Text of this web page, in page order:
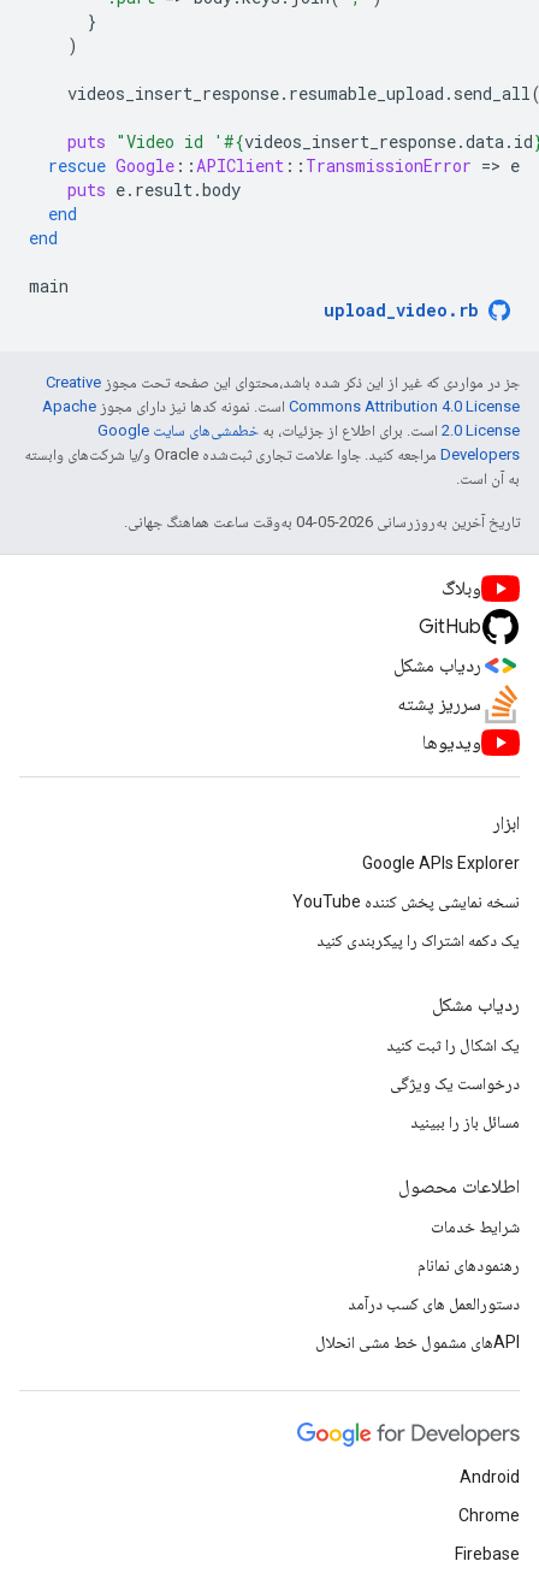
}
)
videos_insert_response. resumable_upload . send_all
puts "Video id ' #{videos_insert_response.data. id
rescue Google ::APIClient :: TransmissionError => e
puts e. result.body
end
end
main
upload_video . rb
جز در مواردی که غیر از این ذکر شده باشد،‌محتوای این صفحه تحت مجوز Creative
Commons Attribution 4.0 License است. نمونه کدها نیز دارای مجوز Apache
2.0 License است. برای اطلاع از جزئیات، به
خطمشی‌های سایت Google
Developers‏
مراجعه کنید. جاوا علامت تجاری ثبت‌شده Oracle و/یا شرکت‌های وابسته
به آن است.
تاریخ آخرین به‌روزرسانی 2026-05-04 به‌وقت ساعت هماهنگ جهانی.
وبلاگ
GitHub
ردیاب مشکل
سرریز پشته
ویدیوها
ابزار
Google APIs Explorer
نسخه نمایشی پخش کننده YouTube
یک دکمه اشتراک را پیکربندی کنید
ردیاب مشکل
یک اشکال را ثبت کنید
درخواست یک ویژگی
مسائل باز را ببینید
اطلاعات محصول
شرایط خدمات
رهنمودهای نمانام
دستورالعمل های کسب درآمد
APIهای مشمول خط مشی انحلال
Android
Chrome
Firebase